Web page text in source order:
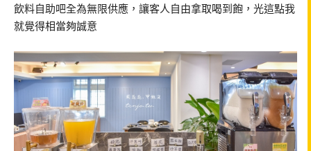
飲料自助吧全為無限供應，讓客人自由拿取喝到飽，光這點我
就覺得相當夠誠意